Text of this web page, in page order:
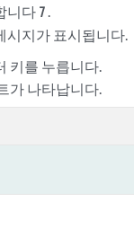
니다 7 .
시지가 표시됩니다.
키를 누릅니다.
가 나타납니다.